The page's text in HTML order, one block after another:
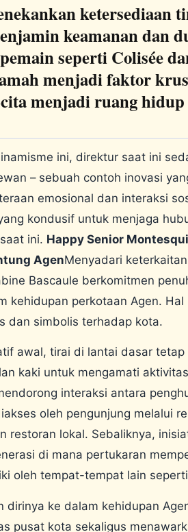
ketersediaan
keamanan dan
seperti Colisée
menjadi faktor
menjadi ruang
ini, direktur saat ini
– sebuah contoh inovasi
emosional dan interaksi
kondusif untuk menjaga
ini. Happy Senior
AgenMenyadari
Bascaule berkomitmen
kehidupan perkotaan Agen.
dan simbolis terhadap kota.
awal, tirai di lantai dasar
kaki untuk mengamati
interaksi antara
oleh pengunjung melalui
restoran lokal. Sebaliknya,
di mana pertukaran
oleh tempat-tempat lain seperti
dirinya ke dalam kehidupan
pusat kota sekaligus